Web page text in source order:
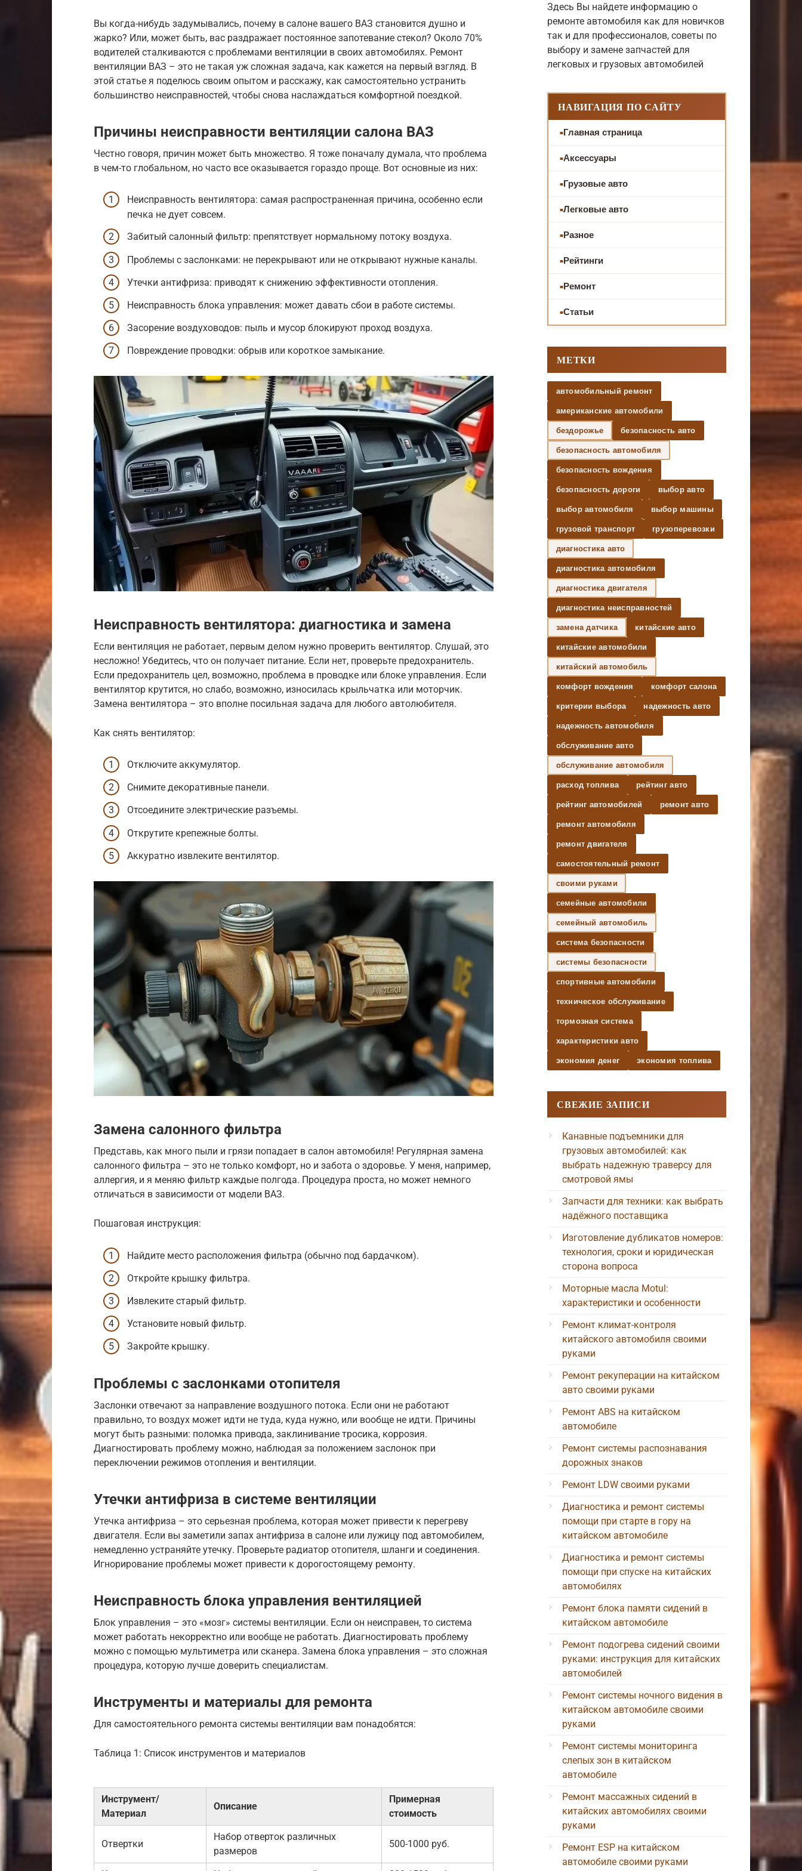
Вы когда-нибудь задумывались, почему в салоне вашего ВАЗ становится душно и
жарко? Или, может быть, вас раздражает постоянное запотевание стекол? Около 70%
водителей сталкиваются с проблемами вентиляции в своих автомобилях. Ремонт
вентиляции ВАЗ – это не такая уж сложная задача, как кажется на первый взгляд. В
этой статье я поделюсь своим опытом и расскажу, как самостоятельно устранить
большинство неисправностей, чтобы снова наслаждаться комфортной поездкой.
Причины неисправности вентиляции салона ВАЗ
Честно говоря, причин может быть множество. Я тоже поначалу думала, что проблема
в чем-то глобальном, но часто все оказывается гораздо проще. Вот основные из них:
Неисправность вентилятора: самая распространенная причина, особенно если
печка не дует совсем.
Забитый салонный фильтр: препятствует нормальному потоку воздуха.
Проблемы с заслонками: не перекрывают или не открывают нужные каналы.
Утечки антифриза: приводят к снижению эффективности отопления.
Неисправность блока управления: может давать сбои в работе системы.
Засорение воздуховодов: пыль и мусор блокируют проход воздуха.
Повреждение проводки: обрыв или короткое замыкание.
Неисправность вентилятора: диагностика и замена
Если вентиляция не работает, первым делом нужно проверить вентилятор. Слушай, это
несложно! Убедитесь, что он получает питание. Если нет, проверьте предохранитель.
Если предохранитель цел, возможно, проблема в проводке или блоке управления. Если
вентилятор крутится, но слабо, возможно, износилась крыльчатка или моторчик.
Замена вентилятора – это вполне посильная задача для любого автолюбителя.
Как снять вентилятор:
Отключите аккумулятор.
Снимите декоративные панели.
Отсоедините электрические разъемы.
Открутите крепежные болты.
Аккуратно извлеките вентилятор.
Замена салонного фильтра
Представь, как много пыли и грязи попадает в салон автомобиля! Регулярная замена
салонного фильтра – это не только комфорт, но и забота о здоровье. У меня, например,
аллергия, и я меняю фильтр каждые полгода. Процедура проста, но может немного
отличаться в зависимости от модели ВАЗ.
Пошаговая инструкция:
Найдите место расположения фильтра (обычно под бардачком).
Откройте крышку фильтра.
Извлеките старый фильтр.
Установите новый фильтр.
Закройте крышку.
Проблемы с заслонками отопителя
Заслонки отвечают за направление воздушного потока. Если они не работают
правильно, то воздух может идти не туда, куда нужно, или вообще не идти. Причины
могут быть разными: поломка привода, заклинивание тросика, коррозия.
Диагностировать проблему можно, наблюдая за положением заслонок при
переключении режимов отопления и вентиляции.
Утечки антифриза в системе вентиляции
Утечка антифриза – это серьезная проблема, которая может привести к перегреву
двигателя. Если вы заметили запах антифриза в салоне или лужицу под автомобилем,
немедленно устраняйте утечку. Проверьте радиатор отопителя, шланги и соединения.
Игнорирование проблемы может привести к дорогостоящему ремонту.
Неисправность блока управления вентиляцией
Блок управления – это «мозг» системы вентиляции. Если он неисправен, то система
может работать некорректно или вообще не работать. Диагностировать проблему
можно с помощью мультиметра или сканера. Замена блока управления – это сложная
процедура, которую лучше доверить специалистам.
Инструменты и материалы для ремонта
Для самостоятельного ремонта системы вентиляции вам понадобятся:
Таблица 1: Список инструментов и материалов
Инструмент/
Материал
Описание
Примерная
стоимость
Отвертки
Набор отверток различных
размеров
500-1000 руб.
Здесь Вы найдете информацию о
ремонте автомобиля как для новичков
так и для профессионалов, советы по
выбору и замене запчастей для
легковых и грузовых автомобилей
НАВИГАЦИЯ ПО САЙТУ
Главная страница
Аксессуары
Грузовые авто
Легковые авто
Разное
Рейтинги
Ремонт
Статьи
МЕТКИ
автомобильный ремонт
американские автомобили
бездорожье безопасность авто
безопасность автомобиля
безопасность вождения
безопасность дороги выбор авто
выбор автомобиля выбор машины
грузовой транспорт грузоперевозки
диагностика авто
диагностика автомобиля
диагностика двигателя
диагностика неисправностей
замена датчика китайские авто
китайские автомобили
китайский автомобиль
комфорт вождения комфорт салона
критерии выбора надежность авто
надежность автомобиля
обслуживание авто
обслуживание автомобиля
расход топлива рейтинг авто
рейтинг автомобилей ремонт авто
ремонт автомобиля
ремонт двигателя
самостоятельный ремонт
своими руками
семейные автомобили
семейный автомобиль
система безопасности
системы безопасности
спортивные автомобили
техническое обслуживание
тормозная система
характеристики авто
экономия денег экономия топлива
СВЕЖИЕ ЗАПИСИ
Канавные подъемники для
грузовых автомобилей: как
выбрать надежную траверсу для
смотровой ямы
Запчасти для техники: как выбрать
надёжного поставщика
Изготовление дубликатов номеров:
технология, сроки и юридическая
сторона вопроса
Моторные масла Motul:
характеристики и особенности
Ремонт климат-контроля
китайского автомобиля своими
руками
Ремонт рекуперации на китайском
авто своими руками
Ремонт ABS на китайском
автомобиле
Ремонт системы распознавания
дорожных знаков
Ремонт LDW своими руками
Диагностика и ремонт системы
помощи при старте в гору на
китайском автомобиле
Диагностика и ремонт системы
помощи при спуске на китайских
автомобилях
Ремонт блока памяти сидений в
китайском автомобиле
Ремонт подогрева сидений своими
руками: инструкция для китайских
автомобилей
Ремонт системы ночного видения в
китайском автомобиле своими
руками
Ремонт системы мониторинга
слепых зон в китайском
автомобиле
Ремонт массажных сидений в
китайских автомобилях своими
руками
Ремонт ESP на китайском
автомобиле своими руками